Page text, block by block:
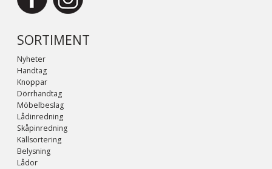
SORTIMENT
Nyheter
Handtag
Knoppar
Dörrhandtag
Möbelbeslag
Lådinredning
Skåpinredning
Källsortering
Belysning
Lådor